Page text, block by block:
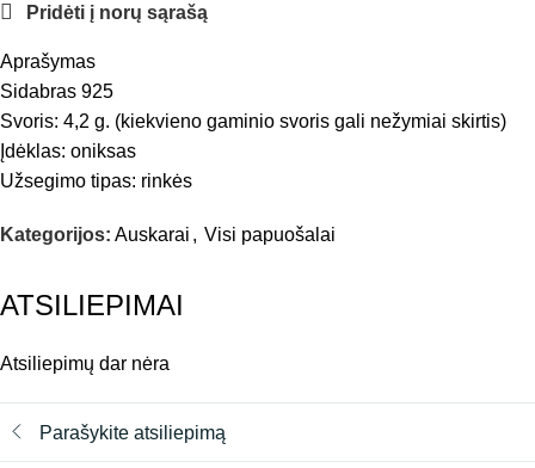
Pridėti į norų sąrašą
Aprašymas
Sidabras 925
Svoris: 4,2 g. (kiekvieno gaminio svoris gali nežymiai skirtis)
Įdėklas: oniksas
Užsegimo tipas: rinkės
Kategorijos: Auskarai , Visi papuošalai
ATSILIEPIMAI
Atsiliepimų dar nėra
Parašykite atsiliepimą